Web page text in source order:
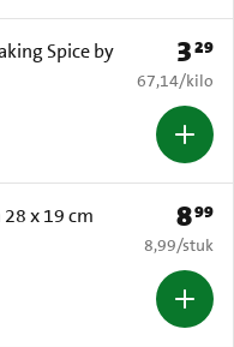
Spice by
Prijs:
329
€ 67,14 per
67,14/kilo
x 19 cm Prijs:
899
€ 8,99 per
8,99/stuk